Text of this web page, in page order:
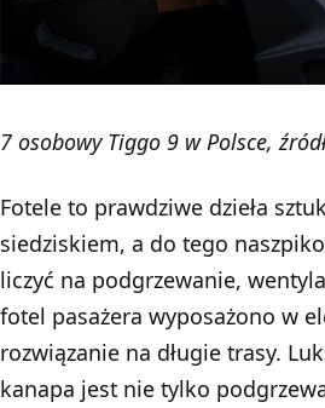
7 osobowy Tiggo 9 w Polsce,
Fotele to prawdziwe dzieła
siedziskiem, a do tego
liczyć na podgrzewanie,
fotel pasażera wyposażono w
rozwiązanie na długie trasy.
kanapa jest nie tylko